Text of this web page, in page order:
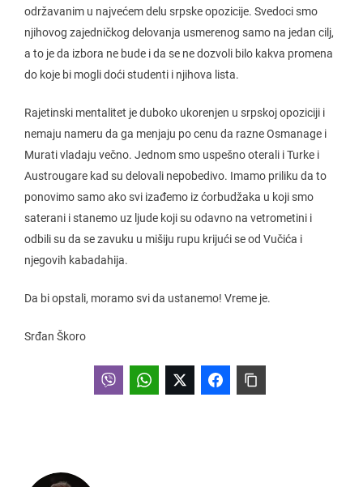
održavanim u najvećem delu srpske opozicije. Svedoci smo
njihovog zajedničkog delovanja usmerenog samo na jedan cilj,
a to je da izbora ne bude i da se ne dozvoli bilo kakva promena
do koje bi mogli doći studenti i njihova lista.
Rajetinski mentalitet je duboko ukorenjen u srpskoj opoziciji i
nemaju nameru da ga menjaju po cenu da razne Osmanage i
Murati vladaju večno. Jednom smo uspešno oterali i Turke i
Austrougare kad su delovali nepobedivo. Imamo priliku da to
ponovimo samo ako svi izađemo iz ćorbudžaka u koji smo
saterani i stanemo uz ljude koji su odavno na vetrometini i
odbili su da se zavuku u mišiju rupu krijući se od Vučića i
njegovih kabadahija.
Da bi opstali, moramo svi da ustanemo! Vreme je.
Srđan Škoro